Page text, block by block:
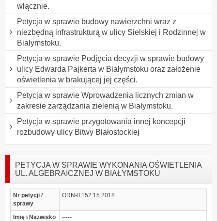
włącznie.
Petycja w sprawie budowy nawierzchni wraz z
niezbędną infrastrukturą w ulicy Sielskiej i Rodzinnej w
Białymstoku.
Petycja w sprawie Podjęcia decyzji w sprawie budowy
ulicy Edwarda Pajkerta w Białymstoku oraz założenie
oświetlenia w brakującej jej części.
Petycja w sprawie Wprowadzenia licznych zmian w
zakresie zarządzania zielenią w Białymstoku.
Petycja w sprawie przygotowania innej koncepcji
rozbudowy ulicy Bitwy Białostockiej
PETYCJA W SPRAWIE WYKONANIA OŚWIETLENIA
UL. ALGEBRAICZNEJ W BIAŁYMSTOKU
Nr petycji /
sprawy
ORN-II.152.15.2018
Imię i Nazwisko
-----